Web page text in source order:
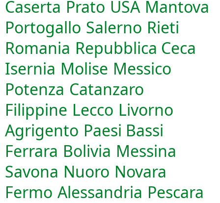
Caserta Prato USA Mantova
Portogallo Salerno Rieti
Romania Repubblica Ceca
Isernia Molise Messico
Potenza Catanzaro
Filippine Lecco Livorno
Agrigento Paesi Bassi
Ferrara Bolivia Messina
Savona Nuoro Novara
Fermo Alessandria Pescara